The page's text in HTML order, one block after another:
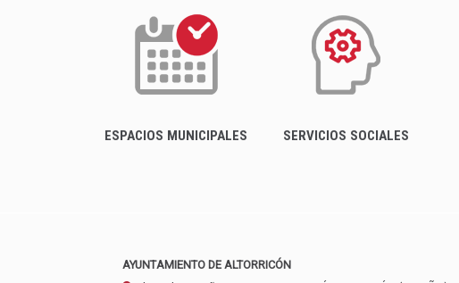
ESPACIOS MUNICIPALES SERVICIOS SOCIALES
AYUNTAMIENTO DE ALTORRICÓN